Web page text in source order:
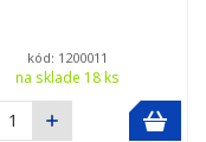
kód: 1200011
na sklade 18 ks